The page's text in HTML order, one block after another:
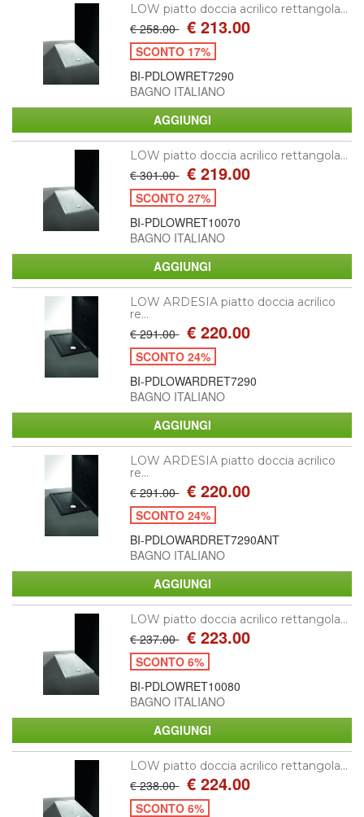
LOW piatto doccia acrilico rettangola...
€ 258.00 € 213.00
SCONTO 17%
BI-PDLOWRET7290
BAGNO ITALIANO
LOW piatto doccia acrilico rettangola...
€ 301.00 € 219.00
SCONTO 27%
BI-PDLOWRET10070
BAGNO ITALIANO
LOW ARDESIA piatto doccia acrilico
re...
€ 291.00 € 220.00
SCONTO 24%
BI-PDLOWARDRET7290
BAGNO ITALIANO
LOW ARDESIA piatto doccia acrilico
re...
€ 291.00 € 220.00
SCONTO 24%
BI-PDLOWARDRET7290ANT
BAGNO ITALIANO
LOW piatto doccia acrilico rettangola...
€ 237.00 € 223.00
SCONTO 6%
BI-PDLOWRET10080
BAGNO ITALIANO
LOW piatto doccia acrilico rettangola...
€ 238.00 € 224.00
SCONTO 6%